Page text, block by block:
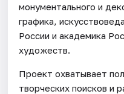
монументального и
графика,
России и академика
художеств.
Проект охватывает
творческих поисков и